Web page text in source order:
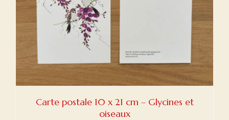
Carte postale 10 x 21 cm – Glycines et
oiseaux